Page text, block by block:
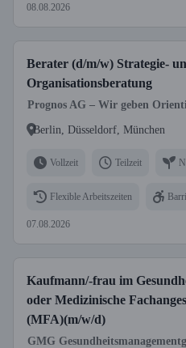
08.08.2026
Berater (d/m/w) Strategie-
Organisationsberatung
Prognos AG – Wir geben
Berlin, Düsseldorf, München
Vollzeit Teilzeit
Flexible Arbeitszeiten
07.08.2026
Kaufmann/-frau im
oder Medizinische
(MFA)(m/w/d)
GMG